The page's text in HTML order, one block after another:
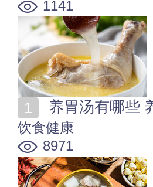
1141
养胃汤有哪些
饮食健康
8971